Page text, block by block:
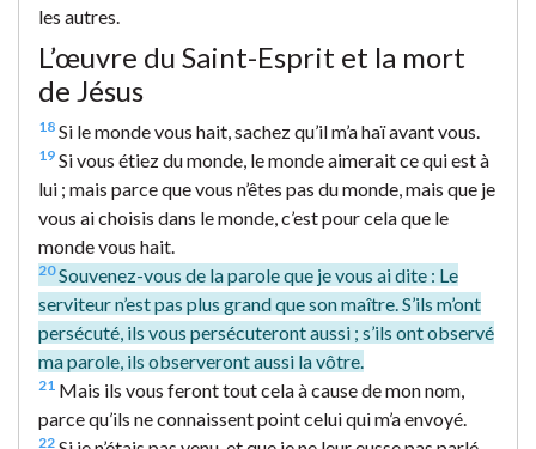
les autres.
L’œuvre du Saint-Esprit et la mort
de Jésus
18 Si le monde vous hait, sachez qu’il m’a haï avant vous.
19 Si vous étiez du monde, le monde aimerait ce qui est à
lui ; mais parce que vous n’êtes pas du monde, mais que je
vous ai choisis dans le monde, c’est pour cela que le
monde vous hait.
20Souvenez-vous de la parole que je vous ai dite : Le
serviteur n’est pas plus grand que son maître. S’ils m’ont
persécuté, ils vous persécuteront aussi ; s’ils ont observé
ma parole, ils observeront aussi la vôtre.
21 Mais ils vous feront tout cela à cause de mon nom,
parce qu’ils ne connaissent point celui qui m’a envoyé.
22